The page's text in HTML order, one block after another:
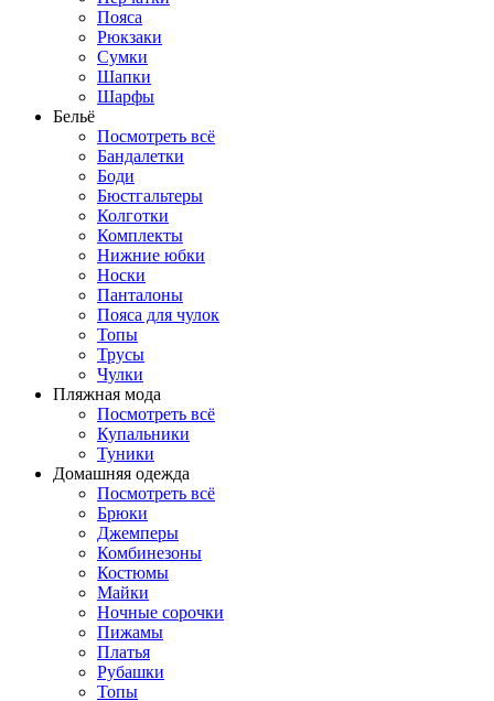
Пояса
Рюкзаки
Сумки
Шапки
Шарфы
Бельё
Посмотреть всё
Бандалетки
Боди
Бюстгальтеры
Колготки
Комплекты
Нижние юбки
Носки
Панталоны
Поясa для чулок
Топы
Трусы
Чулки
Пляжная мода
Посмотреть всё
Купальники
Туники
Домашняя одежда
Посмотреть всё
Брюки
Джемперы
Комбинезоны
Костюмы
Майки
Ночные сорочки
Пижамы
Платья
Рубашки
Топы